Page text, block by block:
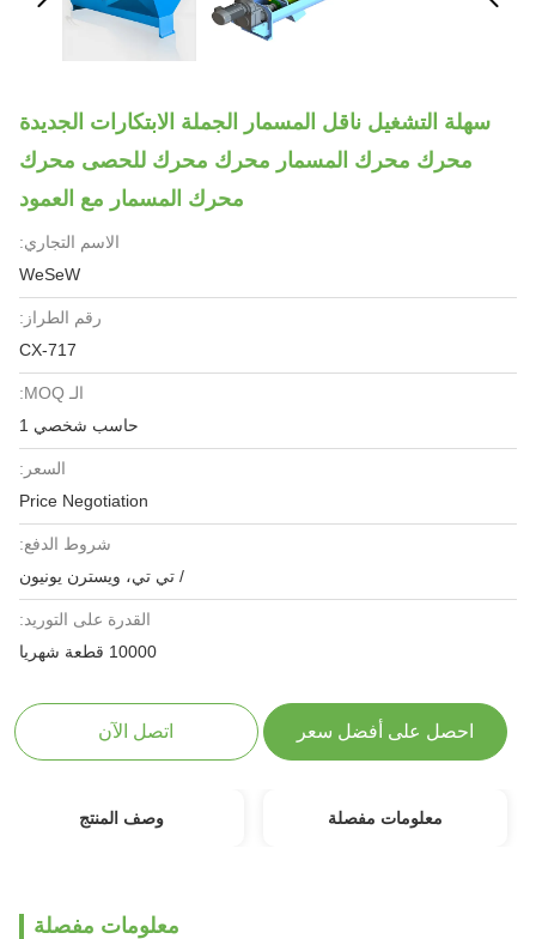
سهلة التشغيل ناقل المسمار الجملة الابتكارات الجديدة
محرك محرك المسمار محرك محرك للحصى محرك
محرك المسمار مع العمود
الاسم التجاري:
WeSeW
رقم الطراز:
CX-717
الـ MOQ:
حاسب شخصي 1
السعر:
Price Negotiation
شروط الدفع:
/ تي تي، ويسترن يونيون
القدرة على التوريد:
10000 قطعة شهريا
احصل على أفضل سعر اتصل الآن
معلومات مفصلة وصف المنتج
معلومات مفصلة